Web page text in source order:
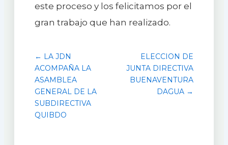
este proceso y los felicitamos por el
gran trabajo que han realizado.
← LA JDN
ACOMPAÑA LA
ASAMBLEA
GENERAL DE LA
SUBDIRECTIVA
QUIBDO
ELECCION DE
JUNTA DIRECTIVA
BUENAVENTURA
DAGUA →